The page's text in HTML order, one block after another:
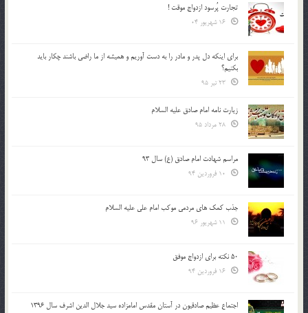
تجارت پُرسود ازدواج موقت !
براي اينكه دل پدر و مادر را به دست آوريم و هميشه از ما راضي باشند چكار بايد
بكنيم؟
زیارت نامه امام صادق علیه السلام
مراسم شهادت امام صادق (ع) سال 93
جذب کمک های مردمی موکب امام علی علیه السلام
50 نکته برای ازدواج موفق
اجتماع عظیم صادقیون در آستان مقدس امامزاده سید جلال الدین اشرف سال 1396